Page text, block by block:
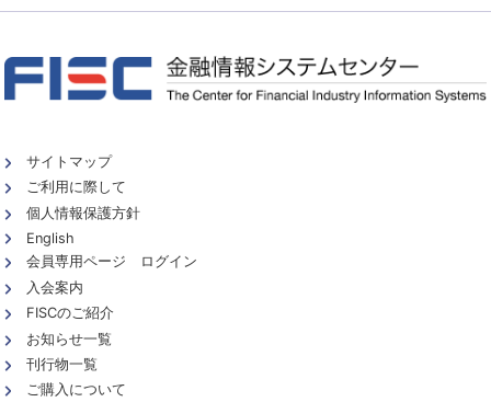
サイトマップ
ご利用に際して
個人情報保護方針
English
会員専用ページ ログイン
入会案内
FISCのご紹介
お知らせ一覧
刊行物一覧
ご購入について